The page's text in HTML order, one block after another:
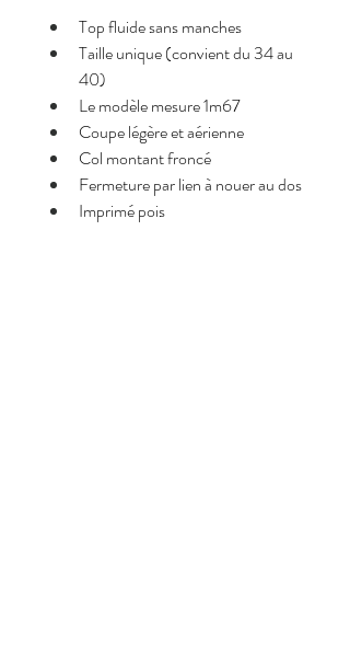
Top fluide sans manches
Taille unique (convient du 34 au
40)
Le modèle mesure 1m67
Coupe légère et aérienne
Col montant froncé
Fermeture par lien à nouer au dos
Imprimé pois